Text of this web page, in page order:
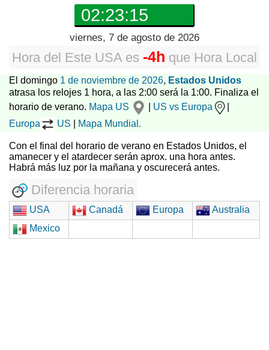
02:23:16
viernes, 7 de agosto de 2026
Hora del Este USAes -4h que Hora Local
El domingo 1 de noviembre de 2026, Estados Unidos
atrasa los relojes 1 hora, a las 2:00 será la 1:00. Finaliza el
horario de verano. Mapa US US vs Europa
Europa
US Mapa Mundial.
Con el final del horario de verano en Estados Unidos, el
amanecer y el atardecer serán aprox. una hora antes.
Habrá más luz por la mañana y oscurecerá antes.
Diferencia horaria
USA Canadá Europa
Australia
Mexico